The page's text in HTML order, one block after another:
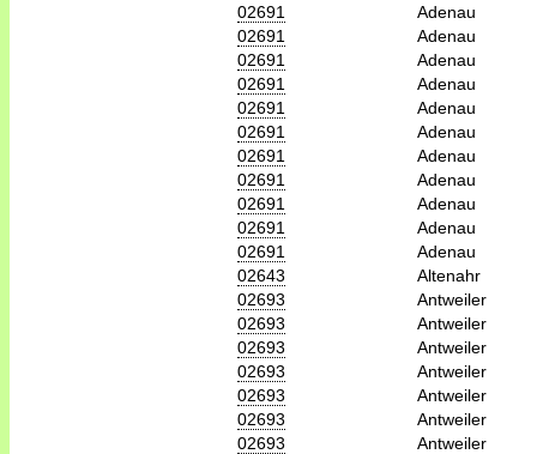
02691
Adenau
02691
Adenau
02691
Adenau
02691
Adenau
02691
Adenau
02691
Adenau
02691
Adenau
02691
Adenau
02691
Adenau
02691
Adenau
02691
Adenau
02643
Altenahr
02693
Antweiler
02693
Antweiler
02693
Antweiler
02693
Antweiler
02693
Antweiler
02693
Antweiler
02693
Antweiler